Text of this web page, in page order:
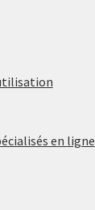
en ligne